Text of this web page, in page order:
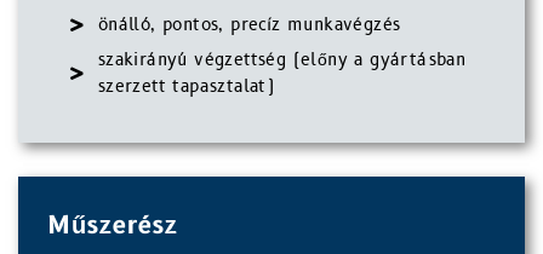
önálló, pontos, precíz munkavégzés
szakirányú végzettség (előny a gyártásban
szerzett tapasztalat)
Műszerész